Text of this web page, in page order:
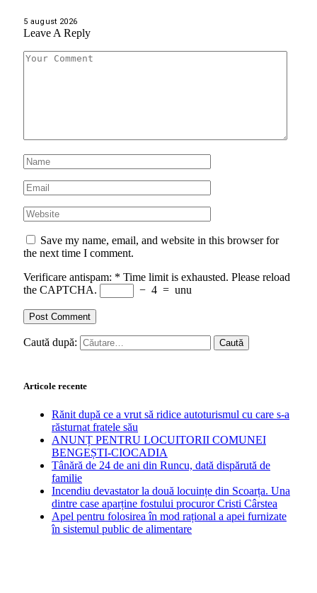
5 august 2026
Leave A Reply
Save my name, email, and website in this browser for
the next time I comment.
Verificare antispam: * Time limit is exhausted. Please reload
the CAPTCHA.
− 4 = unu
Caută după:
Articole recente
Rănit după ce a vrut să ridice autoturismul cu care s-a
răsturnat fratele său
ANUNȚ PENTRU LOCUITORII COMUNEI
BENGEȘTI-CIOCADIA
Tânără de 24 de ani din Runcu, dată dispărută de
familie
Incendiu devastator la două locuințe din Scoarța. Una
dintre case aparține fostului procuror Cristi Cârstea
Apel pentru folosirea în mod rațional a apei furnizate
în sistemul public de alimentare